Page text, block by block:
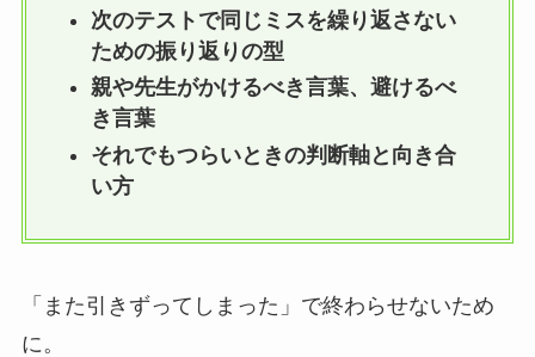
次のテストで同じミスを繰り返さない
ための振り返りの型
親や先生がかけるべき言葉、避けるべ
き言葉
それでもつらいときの判断軸と向き合
い方
「また引きずってしまった」で終わらせないため
に。